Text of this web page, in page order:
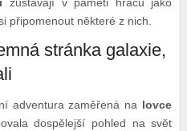
připomenout některé z nich.
stránka galaxie,
adventura zaměřená na lovce
dospělejší pohled na svět